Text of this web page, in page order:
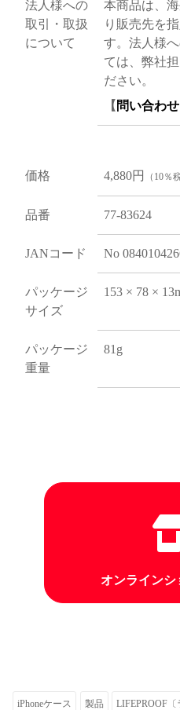
法人様への
取引・取扱
について
本商品は、
り販売先を
す。法人様
ては、弊社
ださい。
【 問い合わ
価格 4,880円 （10％
品番 77-83624
JANコード No
パッケージ
サイズ
153 × 78 ×
パッケージ
重量
81g
オンラインシ
iPhoneケース 製品 LIFEPROOF〔